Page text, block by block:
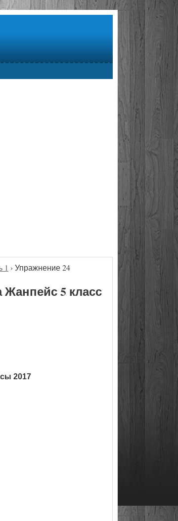
1 › Упражнение 24
5 класс
2017